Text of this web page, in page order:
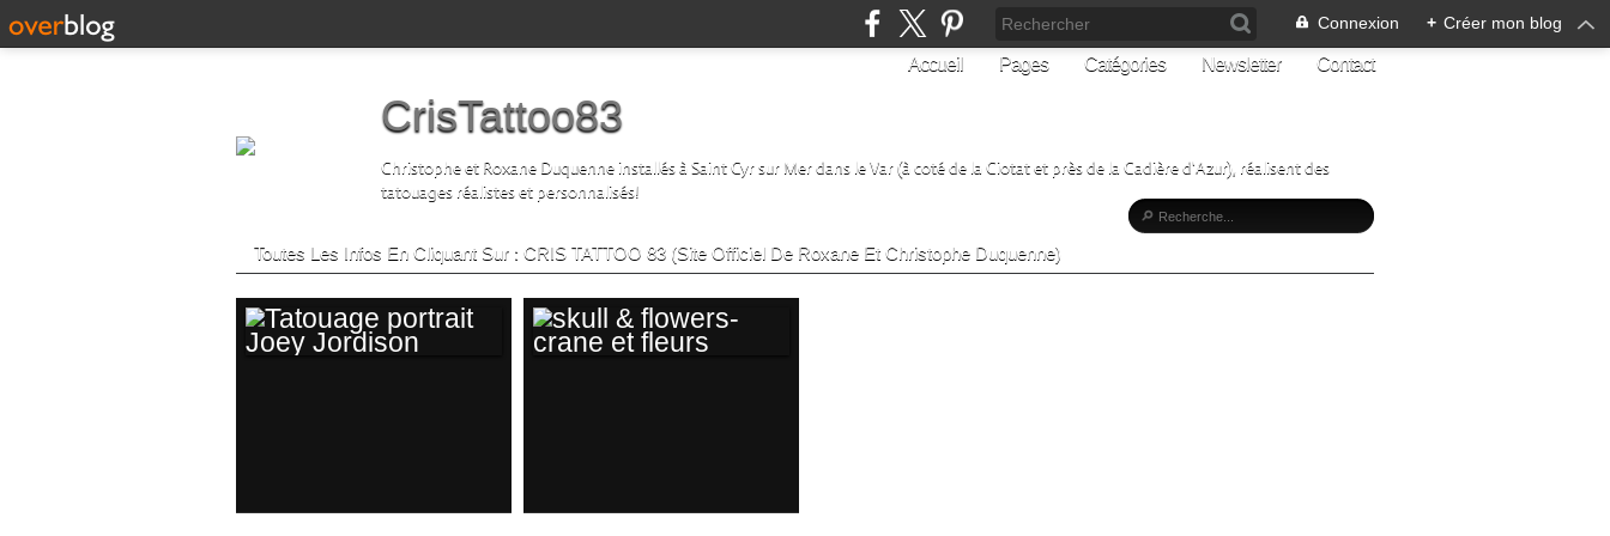
Connexion + Créer mon blog
Accueil Pages Catégories Newsletter Contact
CrisTattoo83
Christophe et Roxane Duquenne installés à Saint Cyr sur Mer dans le Var (à coté de la Ciotat et près de la Cadière d'Azur), réalisent des
tatouages réalistes et personnalisés!
Toutes Les Infos En Cliquant Sur : CRIS TATTOO 83 (Site Officiel De Roxane Et Christophe Duquenne)